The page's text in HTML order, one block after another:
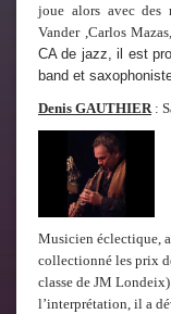
joue alors avec des
Vander ,Carlos
CA de jazz, il est
band et
Denis GAUTHIER :
Musicien éclectique,
collectionné les prix
classe de JM
l’interprétation, il a